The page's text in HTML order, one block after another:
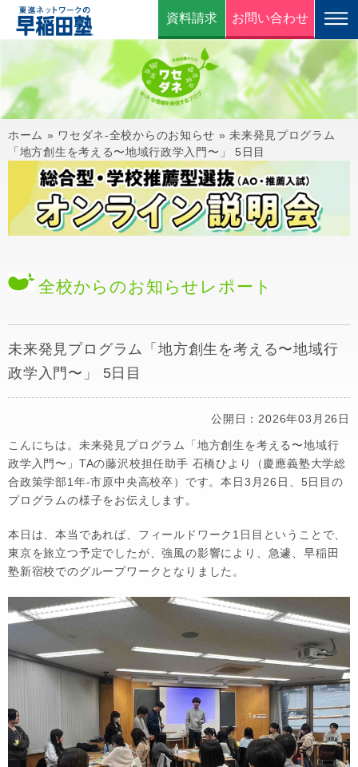
資料請求 お問い合わせ
ホーム » ワセダネ-全校からのお知らせ »未来発見プログラム
「地方創生を考える〜地域行政学入門〜」 5日目
全校からのお知らせ レポート
未来発見プログラム「地方創生を考える〜地域行
政学入門〜」 5日目
公開日：2026年03月26日
こんにちは。未来発見プログラム「地方創生を考える〜地域行
政学入門〜」TAの藤沢校担任助手 石橋ひより（慶應義塾大学総
合政策学部1年-市原中央高校卒）です。本日3月26日、5日目の
プログラムの様子をお伝えします。
本日は、本当であれば、フィールドワーク1日目ということで、
東京を旅立つ予定でしたが、強風の影響により、急遽、早稲田
塾新宿校でのグループワークとなりました。